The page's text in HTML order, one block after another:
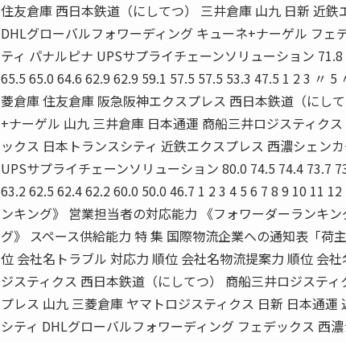
住友倉庫 西日本鉄道（にしてつ） 三井倉庫 山九 日新 近
DHLグローバルフォワーディング キューネ+ナーゲル フェ
ティ パナルピナ UPSサプライチェーンソリューション
65.5 65.0 64.6 62.9 62.9 59.1 57.5 57.5 53.3 47.5 1 2 3 〃 5
菱倉庫 住友倉庫 阪急阪神エクスプレス 西日本鉄道（にし
+ナーゲル 山九 三井倉庫 日本通運 商船三井ロジスティク
ックス 日本トランスシティ 近鉄エクスプレス 西濃シェン
UPSサプライチェーンソリューション 80.0 74.5 74.4 73.7
63.2 62.5 62.4 62.2 60.0 50.0 46.7 1 2 3 4 5 6 7 8 9 10 11
ンキング》 営業担当者の対応能力 《フォワーダーランキ
グ》 スペース供給能力 特 集 国際物流企業への通知表「
位 会社名トラブル 対応力 順位 会社名物流提案力 順位 会
ジスティクス 西日本鉄道（にしてつ） 商船三井ロジステ
プレス 山九 三菱倉庫 ヤマトロジスティクス 日新 日本通
シティ DHLグローバルフォワーディング フェデックス 西